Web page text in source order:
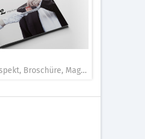
Druckwerke / Prospekt, Broschüre, Magazin, Folder, Katalog, Beilage